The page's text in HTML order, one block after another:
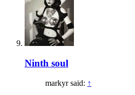
Ninth soul
markyr said: ↑